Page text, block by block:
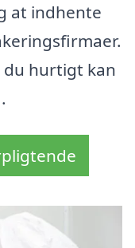
at indhente
du hurtigt kan